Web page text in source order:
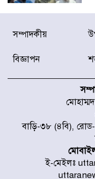
সম্পাদকীয়
বিজ্ঞাপন
বাড়ি-৩৮ (৪বি), রোড-
ই-মেইলঃ